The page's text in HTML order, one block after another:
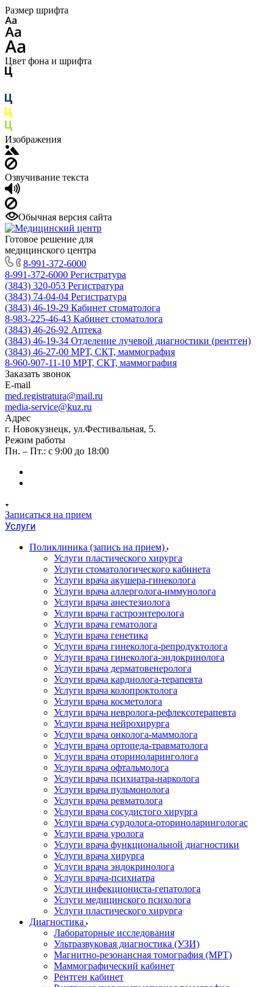
Размер шрифта
Цвет фона и шрифта
Изображения
Озвучивание текста
Обычная версия сайта
Готовое решение для
медицинского центра
8-991-372-6000
8-991-372-6000 Регистратура
(3843) 320-053 Регистратура
(3843) 74-04-04 Регистратура
(3843) 46-19-29 Кабинет стоматолога
8-983-225-46-43 Кабинет стоматолога
(3843) 46-26-92 Аптека
(3843) 46-19-34 Отделение лучевой диагностики (рентген)
(3843) 46-27-00 МРТ, СКТ, маммография
8-960-907-11-10 МРТ, СКТ, маммография
Заказать звонок
E-mail
med.registratura@mail.ru
media-service@kuz.ru
Адрес
г. Новокузнецк, ул.Фестивальная, 5.
Режим работы
Пн. – Пт.: с 9:00 до 18:00
Записаться на прием
Услуги
Поликлиника (запись на прием)
Услуги пластического хирурга
Услуги стоматологического кабинета
Услуги врача акушера-гинеколога
Услуги врача аллерголога-иммунолога
Услуги врача анестезиолога
Услуги врача гастроэнтеролога
Услуги врача гематолога
Услуги врача генетика
Услуги врача гинеколога-репродуктолога
Услуги врача гинеколога-эндокринолога
Услуги врача дерматовенеролога
Услуги врача кардиолога-терапевта
Услуги врача колопроктолога
Услуги врача косметолога
Услуги врача невролога-рефлексотерапевта
Услуги врача нейрохирурга
Услуги врача онколога-маммолога
Услуги врача ортопеда-травматолога
Услуги врача оториноларинголога
Услуги врача офтальмолога
Услуги врача психиатра-нарколога
Услуги врача пульмонолога
Услуги врача ревматолога
Услуги врача сосудистого хирурга
Услуги врача сурдолога-оториноларингологас
Услуги врача уролога
Услуги врача функциональной диагностики
Услуги врача хирурга
Услуги врача эндокринолога
Услуги врача-психиатра
Услуги инфекциониста-гепатолога
Услуги медицинского психолога
Услуги пластического хирурга
Диагностика
Лабораторные исследования
Ультразвуковая диагностика (УЗИ)
Магнитно-резонансная томография (МРТ)
Маммографический кабинет
Рентген кабинет